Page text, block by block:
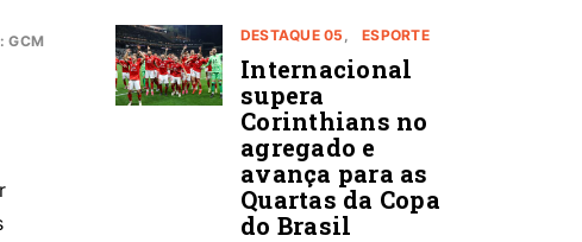
GCM DESTAQUE 05 ESPORTE
Internacional
supera
Corinthians no
agregado e
avança para as
Quartas da Copa
do Brasil